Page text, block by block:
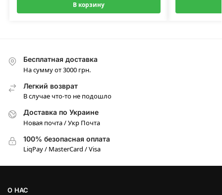
В корзину
Бесплатная доставка
На сумму от 3000 грн.
Легкий возврат
В случае что-то не подошло
Доставка по Украине
Новая почта / Укр Почта
100% безопасная оплата
LiqPay / MasterCard / Visa
О НАС